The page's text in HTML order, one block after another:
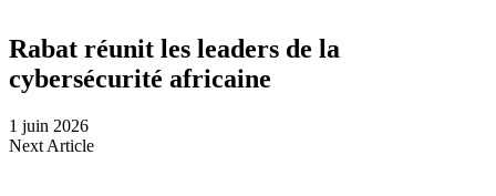
Rabat réunit les leaders de la
cybersécurité africaine
1 juin 2026
Next Article